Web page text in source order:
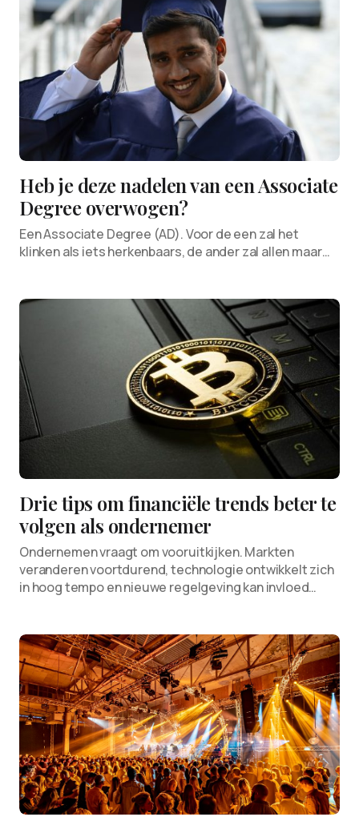
Heb je deze nadelen van een Associate
Degree overwogen?
Een Associate Degree (AD). Voor de een zal het
klinken als iets herkenbaars, de ander zal allen maar…
Drie tips om financiële trends beter te
volgen als ondernemer
Ondernemen vraagt om vooruitkijken. Markten
veranderen voortdurend, technologie ontwikkelt zich
in hoog tempo en nieuwe regelgeving kan invloed…